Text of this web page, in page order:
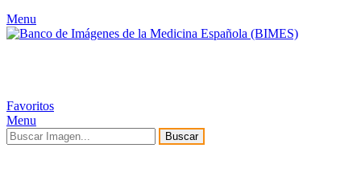
Menu
Favoritos
Menu
Buscar